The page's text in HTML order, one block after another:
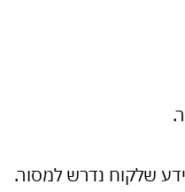
שלקוח נדרש למסור.